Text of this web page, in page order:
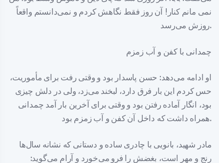
نمی مانم کنار! آن روز فقط نگاهش کردم و نمی‌دانستم واقعاً
روزش می‌رسد.
چمدانی با کفن و آب زمزم
او ادامه می‌دهد: حسن پاسدار بود و وقتی رفت برای مأموریت،
حس کردم این بار فرق دارد، لبخند می‌زد، ولی در دلش چیزی
بود، انگار آماده رفتن بود و وقتی برای آخرین بار آمد چمدانی
همراه داشت که داخل آن کفن و آب زمزم بود.
مادر شهید، بانویی با چادری ساده و دستانی که نشانه سال‌ها
رنج و مهر است، بغضش را فرو می‌خورد و آرام می‌گوید: